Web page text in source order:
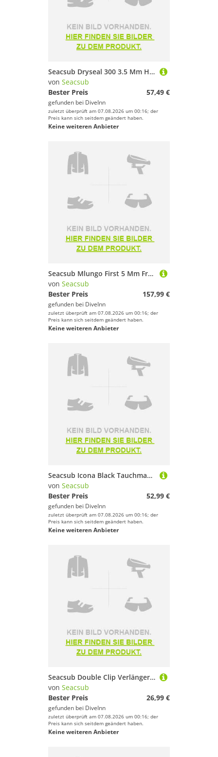
Seacsub Dryseal 300 3.5 Mm Handschuhe
von Seacsub
Bester Preis
57,49 €
gefunden bei DiveInn
zuletzt überprüft am 07.08.2026 um 00:16; der
Preis kann sich seitdem geändert haben.
Keine weiteren Anbieter
Seacsub Mlungo First 5 Mm Freitauch-neoprenanzug
von Seacsub
Bester Preis
157,99 €
gefunden bei DiveInn
zuletzt überprüft am 07.08.2026 um 00:16; der
Preis kann sich seitdem geändert haben.
Keine weiteren Anbieter
Seacsub Icona Black Tauchmaske
von Seacsub
Bester Preis
52,99 €
gefunden bei DiveInn
zuletzt überprüft am 07.08.2026 um 00:16; der
Preis kann sich seitdem geändert haben.
Keine weiteren Anbieter
Seacsub Double Clip Verlängerung
von Seacsub
Bester Preis
26,99 €
gefunden bei DiveInn
zuletzt überprüft am 07.08.2026 um 00:16; der
Preis kann sich seitdem geändert haben.
Keine weiteren Anbieter